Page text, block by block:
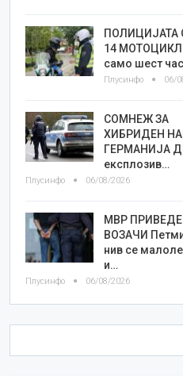
ПОЛИЦИЈАТА
14
само шест
Плусинфо 06/
СОМНЕЖ ЗА
ХИБРИДЕН
ГЕРМАНИЈА
експлозив…
Плусинфо 06/08/2026
МВР ПРИВЕДЕ
ВОЗАЧИ
нив се
и…
Плусинфо 06/08/2026